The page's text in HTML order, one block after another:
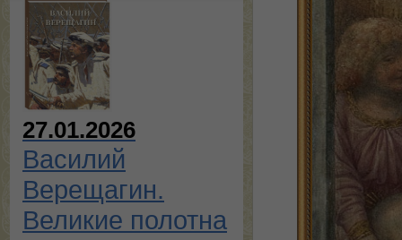
27.01.2026
Василий
Верещагин.
Великие полотна